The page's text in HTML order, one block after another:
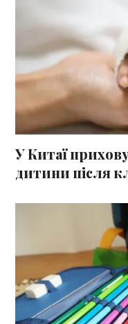
У Китаї
дитини після